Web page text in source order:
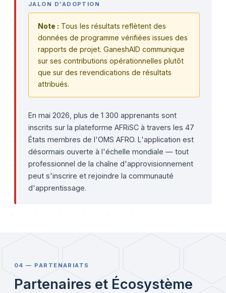
JALON D'ADOPTION
Note : Tous les résultats reflètent des
données de programme vérifiées issues des
rapports de projet. GaneshAID communique
sur ses contributions opérationnelles plutôt
que sur des revendications de résultats
attribués.
En mai 2026, plus de 1 300 apprenants sont
inscrits sur la plateforme AFRiSC à travers les 47
États membres de l'OMS AFRO. L'application est
désormais ouverte à l'échelle mondiale — tout
professionnel de la chaîne d'approvisionnement
peut s'inscrire et rejoindre la communauté
d'apprentissage.
04 — PARTENARIATS
Partenaires et Écosystème